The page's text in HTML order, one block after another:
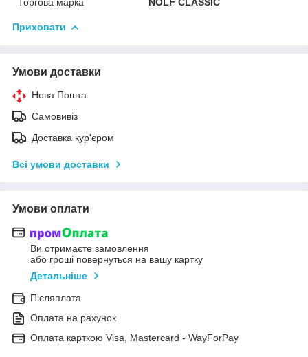
Приховати
Умови доставки
Нова Пошта
Самовивіз
Доставка кур'єром
Всі умови доставки
Умови оплати
Ви отримаєте замовлення
або гроші повернуться на вашу картку
Детальніше
Післяплата
Оплата на рахунок
Оплата карткою Visa, Mastercard - WayForPay